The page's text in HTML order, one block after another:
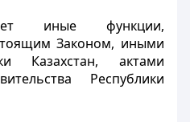
иные функции,
Законом, иными
Казахстан, актами
Республики